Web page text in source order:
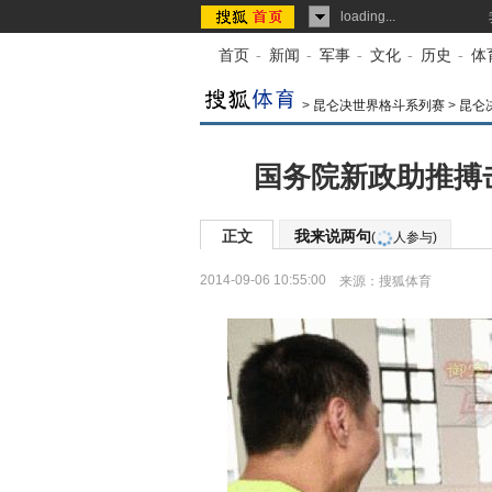
loading...
首页 - 新闻 - 军事 - 文化 - 历史 - 体
> 昆仑决世界格斗系列赛 > 昆仑
国务院新政助推
正文 我来说两句( 人参与)
2014-09-06 10:55:00 来源： 搜狐体育